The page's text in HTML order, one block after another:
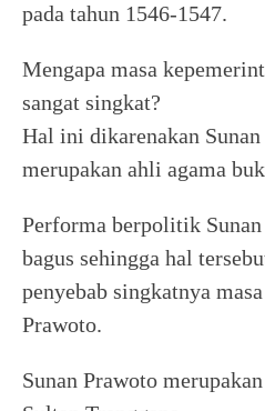
pada tahun 1546-1547.
Mengapa masa
sangat singkat?
Hal ini dikarenakan Sunan
merupakan ahli agama
Performa berpolitik
bagus sehingga hal
penyebab singkatnya
Prawoto.
Sunan Prawoto